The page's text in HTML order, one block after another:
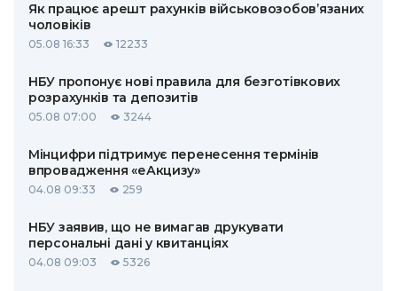
Як працює арешт рахунків військовозобов’язаних
чоловіків
05.08 16:33 12233
НБУ пропонує нові правила для безготівкових
розрахунків та депозитів
05.08 07:00 3244
Мінцифри підтримує перенесення термінів
впровадження «еАкцизу»
04.08 09:33 259
НБУ заявив, що не вимагав друкувати
персональні дані у квитанціях
04.08 09:03 5326